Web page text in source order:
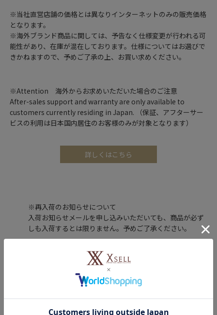
※当社直営店舗の価格とは異なりインターネットのみの販売価格
となります。
※海外ブランド商品に関しては、予告なく仕様変更が行われる可
能性があり、在庫が混在しております。仕様についてはお選びで
きかねますので、予めご了承の上、お買い求めください。
※Attention 海外からお求めいただいた場合のご注意
After-sales support and warranty are only available to
customers currently residing in Japan. （保証、アフターサー
ビスの利用は日本国内居住のお客様のみが対象となります）
詳しくはこちら
※再入荷のお知らせについて
入荷お知らせメールを申し込みいただいても、商品が必ず
しも入荷するとは限りません。予めご了承ください。
レビュー投稿で100ポイントプレゼント！
イント100ポイントをプレゼントします。